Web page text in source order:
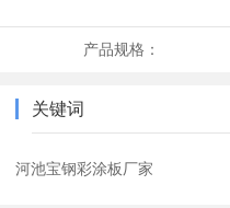
产品规格：
关键词
河池宝钢彩涂板厂家